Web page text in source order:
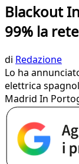
Blackout
99% la
di Redazione
Lo ha
elettrica
Madrid In